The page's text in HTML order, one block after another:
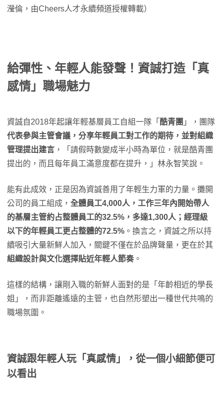
瀅倫，由Cheers人才永續頻道授權轉載）
給彈性、年輕人能發聲！資誠打造「真
感情」職場魅力
資誠自2018年起讓年輕基層員工自組一隊「 酷青團 」，團隊
代表參與主管會議，分享年輕員工對工作的期待，並對組織
管理提出建言 ，「請假時數變成半小時為單位，就是酷青團
提出的，而且每年員工滿意度都在提升，」林永智笑說。
能有此成效，正是因為資誠善用了年輕生力軍的力量。攤開
公司的員工組成， 全體員工4,000人，工作三年內開始帶人
的基層主管約占整體員工的32.5%，多達1,300人；經理級
以下的年輕員工更占整體的72.5% 。換言之，資誠之所以持
續吸引大量新鮮人加入，關鍵不僅在於品牌聲量，更在於其
組織設計與文化選擇貼近年輕人節奏 。
這樣的結構，讓剛入職的新鮮人面對的是「年齡相近的學長
姐」，而非距離遙遠的主管，也自然形塑出一種世代共鳴的
職場氛圍。
資誠跟年輕人玩「真感情」，從一個小細節便可
以看出